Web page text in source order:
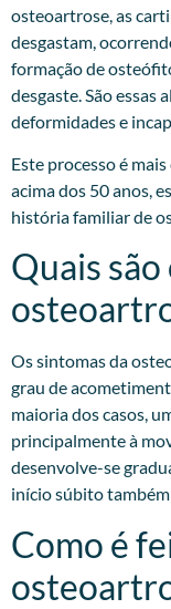
osteoartrose, as
desgastam,
formação de
desgaste. São essas
deformidades e
Este processo é
acima dos 50 anos,
história familiar de
Quais
Os sintomas da
grau de
maioria dos casos,
principalmente à
desenvolve-se
início súbito
Como é